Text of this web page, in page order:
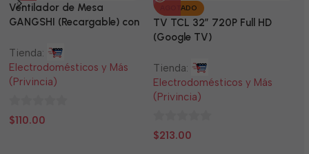
Ventilador de Mesa
GANGSHI (Recargable) con
Tienda:
Electrodomésticos y Más
(Privincia)
0
$110.00
AGOTADO
TV TCL 32” 720P Full HD
(Google TV)
Tienda:
Electrodomésticos y Más
(Privincia)
0
$213.00